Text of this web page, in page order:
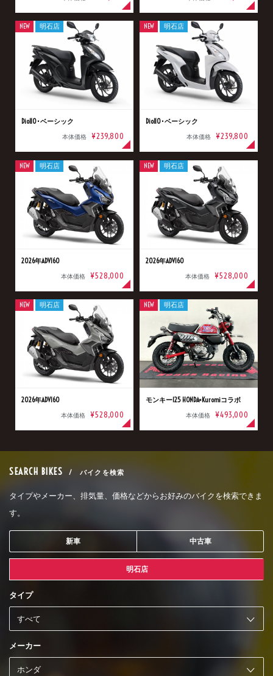
Dio110･ベーシック
本体価格 ¥239,800
NEW 明石店
Dio110･ベーシック
本体価格 ¥239,800
NEW 明石店
2026年ADV160
本体価格 ¥528,000
NEW 明石店
2026年ADV160
本体価格 ¥528,000
NEW 明石店
2026年ADV160
本体価格 ¥528,000
NEW 明石店
モンキー125 HONDA×Kuromiコラボ
本体価格 ¥493,000
NEW 明石店
SEARCH BIKES / バイクを検索
タイプやメーカー、排気量、価格などからお好みのバイクを検索できま
す。
新車 中古車
明石店
タイプ
メーカー